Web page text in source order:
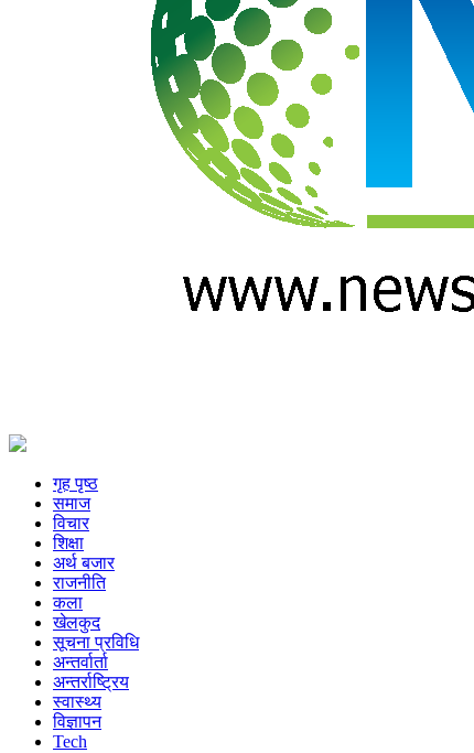
गृह पृष्ठ
समाज
विचार
शिक्षा
अर्थ बजार
राजनीति
कला
खेलकुद
सूचना प्रविधि
अन्तर्वार्ता
अन्तर्राष्ट्रिय
स्वास्थ्य
विज्ञापन
Tech